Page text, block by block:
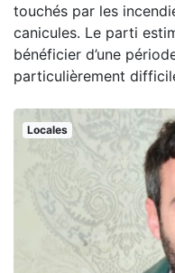
touchés par les
canicules. Le parti
bénéficier d’une
particulièrement
Locales